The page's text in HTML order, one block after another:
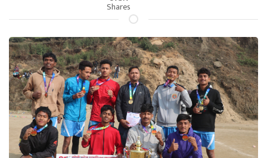
Shares